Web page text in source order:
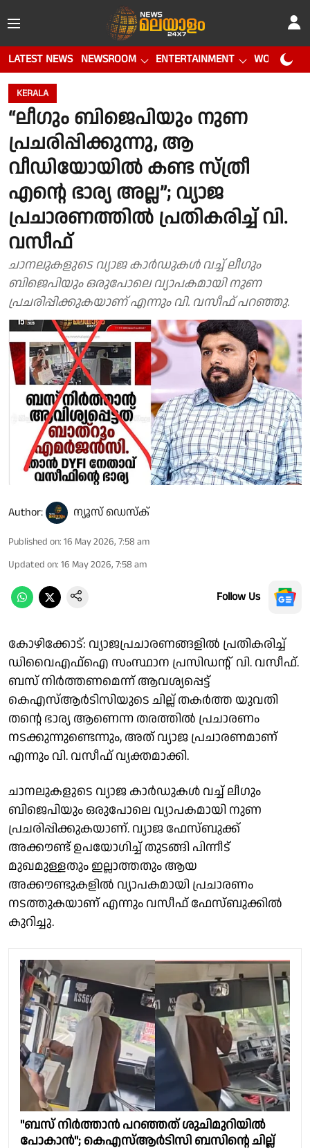
LATEST NEWS NEWSROOM ENTERTAINMENT WORLD CUP
KERALA
“ലീഗും ബിജെപിയും നുണ
പ്രചരിപ്പിക്കുന്നു, ആ
വീഡിയോയിൽ കണ്ട സ്ത്രീ
എൻ്റെ ഭാര്യ അല്ല”; വ്യാജ
പ്രചാരണത്തിൽ പ്രതികരിച്ച് വി.
വസീഫ്
ചാനലുകളുടെ വ്യാജ കാർഡുകൾ വച്ച് ലീഗും
ബിജെപിയും ഒരുപോലെ വ്യാപകമായി നുണ
പ്രചരിപ്പിക്കുകയാണ് എന്നും വി. വസീഫ് പറഞ്ഞു.
Author: ന്യൂസ് ഡെസ്ക്
Published on: 16 May 2026, 7:58 am
Updated on: 16 May 2026, 7:58 am
Follow Us
കോഴിക്കോട്: വ്യാജപ്രചാരണങ്ങളിൽ പ്രതികരിച്ച്
ഡിവൈഎഫ്ഐ സംസ്ഥാന പ്രസിഡൻ്റ് വി. വസീഫ്.
ബസ് നിർത്തണമെന്ന് ആവശ്യപ്പെട്ട്
കെഎസ്ആർടിസിയുടെ ചില്ല് തകർത്ത യുവതി
തൻ്റെ ഭാര്യ ആണെന്ന തരത്തിൽ പ്രചാരണം
നടക്കുന്നുണ്ടെന്നും, അത് വ്യാജ പ്രചാരണമാണ്
എന്നും വി. വസീഫ് വ്യക്തമാക്കി.
ചാനലുകളുടെ വ്യാജ കാർഡുകൾ വച്ച് ലീഗും
ബിജെപിയും ഒരുപോലെ വ്യാപകമായി നുണ
പ്രചരിപ്പിക്കുകയാണ്. വ്യാജ ഫേസ്ബുക്ക്‌
അക്കൗണ്ട് ഉപയോഗിച്ച് തുടങ്ങി പിന്നീട്
മുഖമുള്ളതും ഇല്ലാത്തതും ആയ
അക്കൗണ്ടുകളിൽ വ്യാപകമായി പ്രചാരണം
നടത്തുകയാണ് എന്നും വസീഫ് ഫേസ്ബുക്കിൽ
കുറിച്ചു.
"ബസ് നിർത്താൻ പറഞ്ഞത് ശുചിമുറിയിൽ
പോകാൻ"; കെഎസ്ആർടിസി ബസിൻ്റെ ചില്ല്